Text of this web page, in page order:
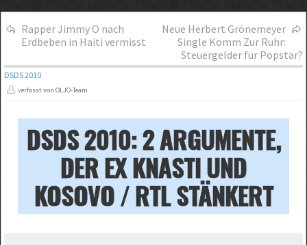
Rapper Jimmy O nach
Erdbeben in Haiti vermisst
Neue Herbert Grönemeyer
Single Komm Zur Ruhr:
Steuergelder für Popstar?
DSDS 2010
verfasst von OLJO-Team
DSDS 2010: 2 ARGUMENTE,
DER EX KNASTI UND
KOSOVO / RTL STÄNKERT